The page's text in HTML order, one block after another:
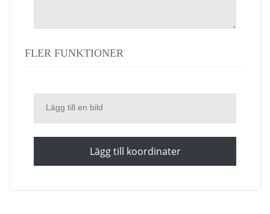
FLER FUNKTIONER
Lägg till en bild
Lägg till koordinater